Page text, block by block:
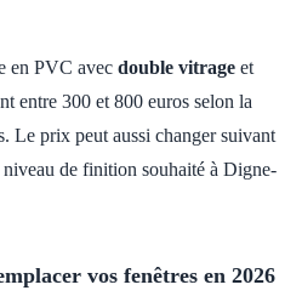
en PVC avec double vitrage et
entre 300 et 800 euros selon la
Le prix peut aussi changer suivant
de finition souhaité à Digne-
vos fenêtres en 2026